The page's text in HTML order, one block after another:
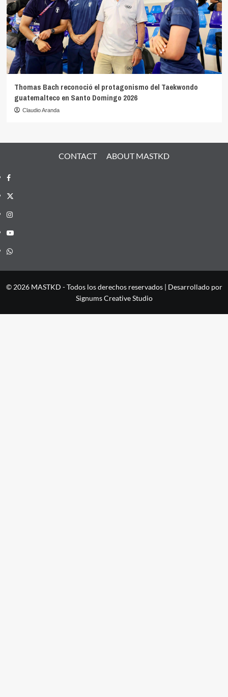
Thomas Bach reconoció el protagonismo del Taekwondo
guatemalteco en Santo Domingo 2026
Claudio Aranda
CONTACT ABOUT MASTKD
Facebook
X
Instagram
YouTube
Whatsapp